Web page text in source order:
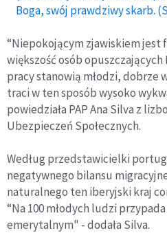
Boga, swój prawdziwy skarb.
“Niepokojącym zjawiskiem jest
większość osób
pracy stanowią młodzi, dobrze
traci w ten sposób wysoko
powiedziała PAP Ana Silva z
Ubezpieczeń Społecznych.
Według przedstawicielki
negatywnego bilansu
naturalnego ten iberyjski kraj
“Na 100 młodych ludzi
emerytalnym" - dodała Silva.